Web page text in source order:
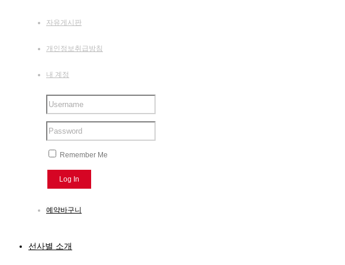
자유게시판
개인정보취급방침
내 계정
Remember Me
예약바구니
선사별 소개